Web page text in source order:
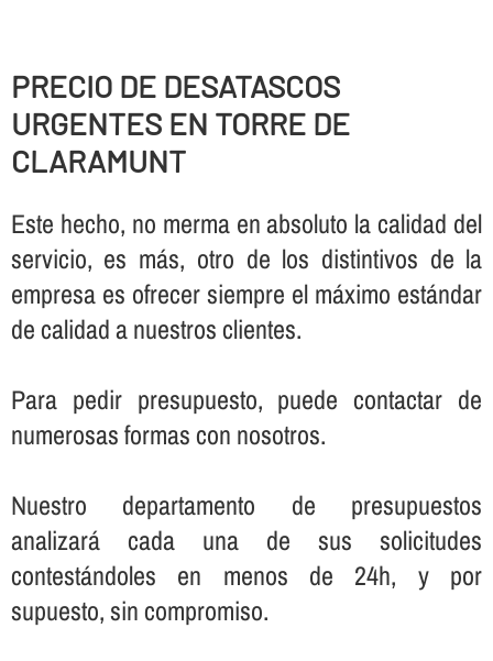
PRECIO DE DESATASCOS
URGENTES EN TORRE DE
CLARAMUNT
Este hecho, no merma en absoluto la calidad del
servicio, es más, otro de los distintivos de la
empresa es ofrecer siempre el máximo estándar
de calidad a nuestros clientes.
Para pedir presupuesto, puede contactar de
numerosas formas con nosotros.
Nuestro departamento de presupuestos
analizará cada una de sus solicitudes
contestándoles en menos de 24h, y por
supuesto, sin compromiso.